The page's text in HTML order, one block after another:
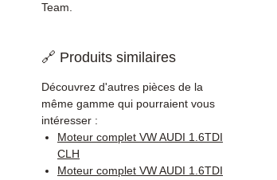
Team.
🔗 Produits similaires
Découvrez d'autres pièces de la
même gamme qui pourraient vous
intéresser :
Moteur complet VW AUDI 1.6TDI
CLH
Moteur complet VW AUDI 1.6TDI